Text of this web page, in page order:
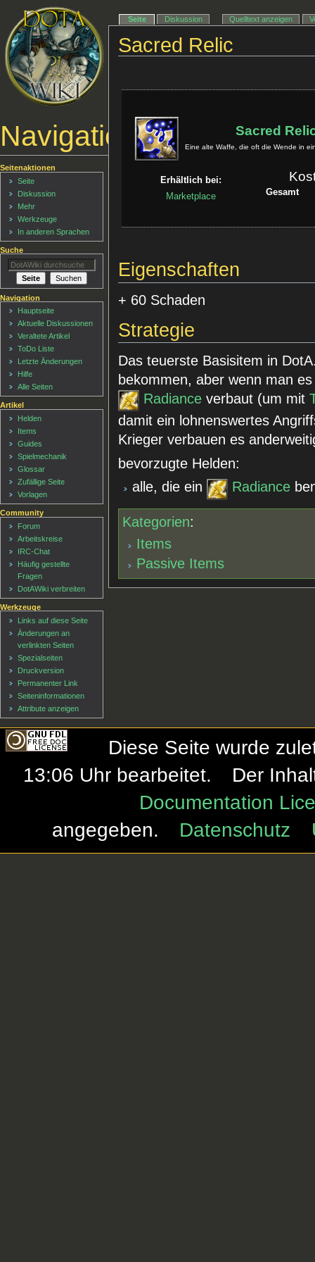
Sacred Relic
Sacred
Eine alte Waffe, die oft die Wende in
Erhältlich bei:
Marketplace
Gesamt
Eigenschaften
+ 60 Schaden
Strategie
Das teuerste Basisitem in
bekommen, aber wenn man
Radiance verbaut (um mit
damit ein lohnenswertes
Krieger verbauen es
bevorzugte Helden:
alle, die ein
Radiance
Kategorien:
Items
Passive Items
Navigationsmenü
Seite Diskussion Quelltext anzeigen
Seitenaktionen
Seite
Diskussion
Mehr
Werkzeuge
In anderen Sprachen
Suche
Navigation
Hauptseite
Aktuelle Diskussionen
Veraltete Artikel
ToDo Liste
Letzte Änderungen
Hilfe
Alle Seiten
Artikel
Helden
Items
Guides
Spielmechanik
Glossar
Zufällige Seite
Vorlagen
Community
Forum
Arbeitskreise
IRC-Chat
Häufig gestellte
Fragen
DotAWiki verbreiten
Werkzeuge
Links auf diese Seite
Änderungen an
verlinkten Seiten
Spezialseiten
Druckversion
Permanenter Link
Seiten­informationen
Attribute anzeigen
Diese Seite wurde
13:06 Uhr bearbeitet.
Der
Documentation
angegeben.
Datenschutz